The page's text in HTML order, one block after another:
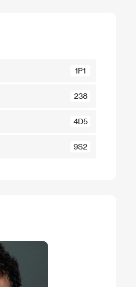
1P1
238
4D5
9S2